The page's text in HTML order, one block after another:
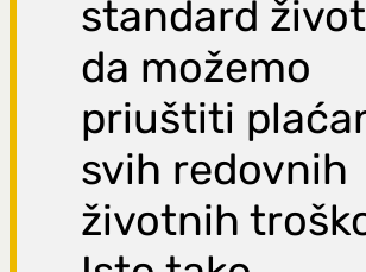
standard
da možemo
priuštiti
svih redovnih
životnih